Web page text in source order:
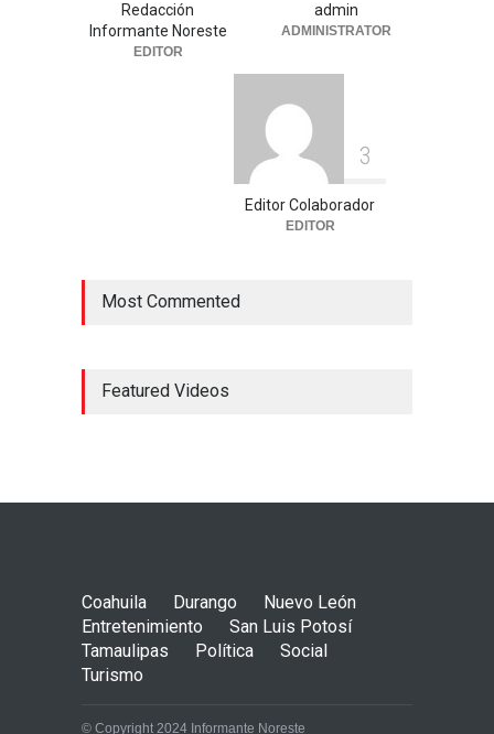
Redacción
Informante Noreste
EDITOR
admin
ADMINISTRATOR
3
Editor Colaborador
EDITOR
Most Commented
Featured Videos
Coahuila Durango
Nuevo León
Entretenimiento
San Luis Potosí
Tamaulipas
Política
Social
Turismo
© Copyright 2024 Informante Noreste